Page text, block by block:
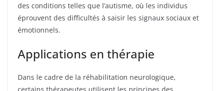
des conditions telles que l’autisme, où les individus
éprouvent des difficultés à saisir les signaux sociaux et
émotionnels.
Applications en thérapie
Dans le cadre de la réhabilitation neurologique,
certains thérapeutes utilisent les principes des